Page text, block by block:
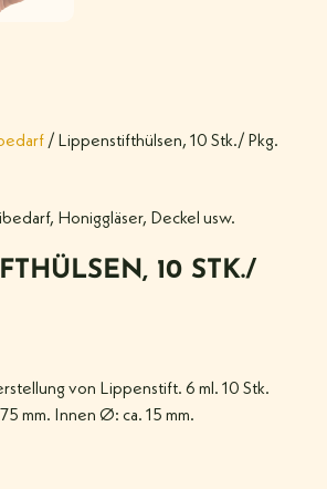
/ Lippenstifthülsen, 10 Stk./ Pkg.
, Honiggläser, Deckel usw.
10 STK./
von Lippenstift. 6 ml. 10 Stk.
mm. Innen Ø: ca. 15 mm.